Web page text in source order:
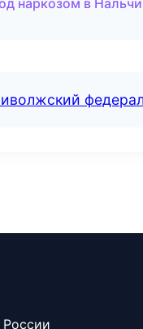
наркозом в